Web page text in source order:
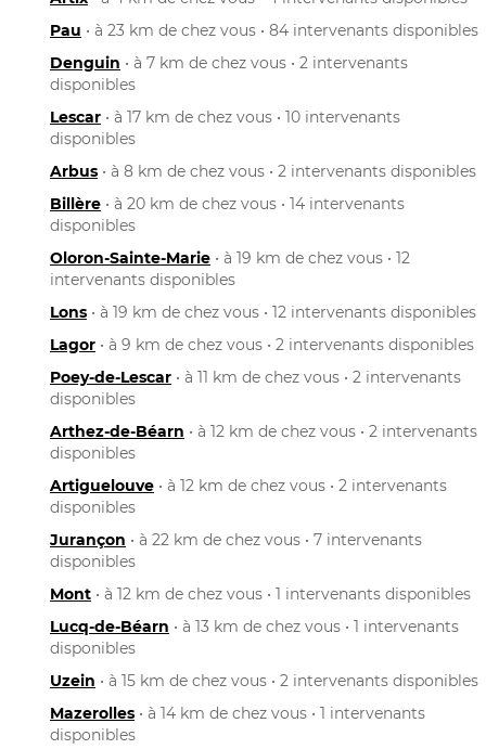
Pau • à 23 km de chez vous • 84 intervenants disponibles
Denguin • à 7 km de chez vous • 2 intervenants
disponibles
Lescar • à 17 km de chez vous • 10 intervenants
disponibles
Arbus • à 8 km de chez vous • 2 intervenants disponibles
Billère • à 20 km de chez vous • 14 intervenants
disponibles
Oloron-Sainte-Marie • à 19 km de chez vous • 12
intervenants disponibles
Lons • à 19 km de chez vous • 12 intervenants disponibles
Lagor • à 9 km de chez vous • 2 intervenants disponibles
Poey-de-Lescar • à 11 km de chez vous • 2 intervenants
disponibles
Arthez-de-Béarn • à 12 km de chez vous • 2 intervenants
disponibles
Artiguelouve • à 12 km de chez vous • 2 intervenants
disponibles
Jurançon • à 22 km de chez vous • 7 intervenants
disponibles
Mont • à 12 km de chez vous • 1 intervenants disponibles
Lucq-de-Béarn • à 13 km de chez vous • 1 intervenants
disponibles
Uzein • à 15 km de chez vous • 2 intervenants disponibles
Mazerolles • à 14 km de chez vous • 1 intervenants
disponibles